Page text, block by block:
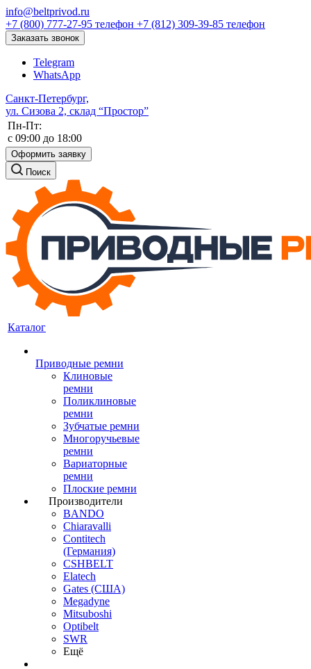
info@beltprivod.ru
+7 (800) 777-27-95 телефон +7 (812) 309-39-85 телефон
Заказать звонок
Telegram
WhatsApp
Санкт-Петербург,
ул. Сизова 2, склад “Простор”
Пн-Пт:
c 09:00 до 18:00
Оформить заявку
Поиск
Каталог
Приводные ремни
Клиновые
ремни
Поликлиновые
ремни
Зубчатые ремни
Многоручьевые
ремни
Вариаторные
ремни
Плоские ремни
Производители
BANDO
Chiaravalli
Contitech
(Германия)
CSHBELT
Elatech
Gates (США)
Megadyne
Mitsuboshi
Optibelt
SWR
Ещё